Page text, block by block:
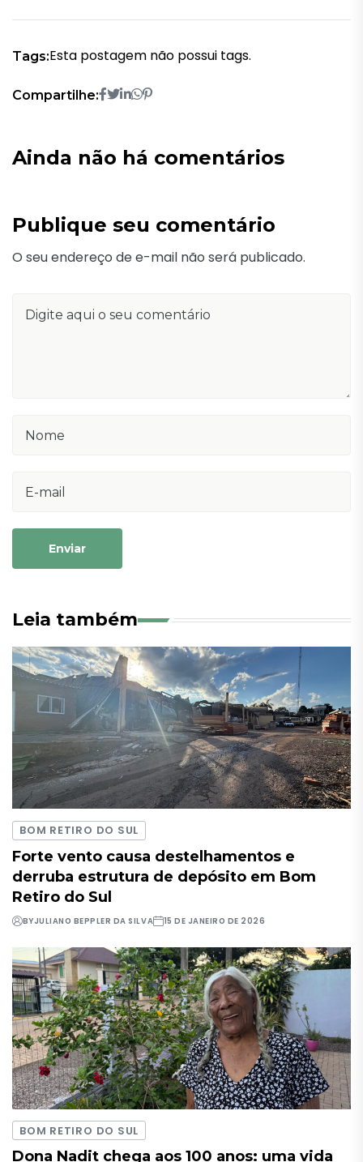
Tags:Esta postagem não possui tags.
Compartilhe:
Ainda não há comentários
Publique seu comentário
O seu endereço de e-mail não será publicado.
Enviar
Leia também
BOM RETIRO DO SUL
Forte vento causa destelhamentos e
derruba estrutura de depósito em Bom
Retiro do Sul
BYJULIANO BEPPLER DA SILVA 15 DE JANEIRO DE 2026
BOM RETIRO DO SUL
Dona Nadit chega aos 100 anos: uma vida